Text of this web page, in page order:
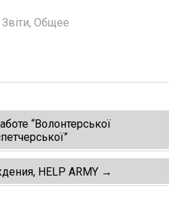
Звіти, Общее
“Волонтерської
HELP ARMY →